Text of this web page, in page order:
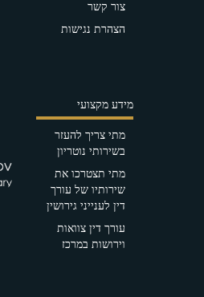
צור קשר
הצהרת נגישות
מידע מקצועי
מתי צריך להעזר
בשירותי נוטריון
מתי תצטרכו את
שירותיו של עורך
דין לענייני גירושין
עורך דין צוואות
וירושות במרכז